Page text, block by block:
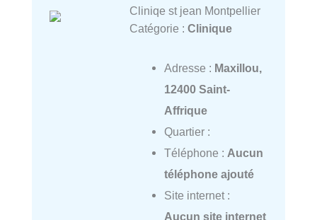
Cliniqe st jean Montpellier
Catégorie : Clinique
Adresse : Maxillou,
12400 Saint-
Affrique
Quartier :
Téléphone : Aucun
téléphone ajouté
Site internet :
Aucun site internet